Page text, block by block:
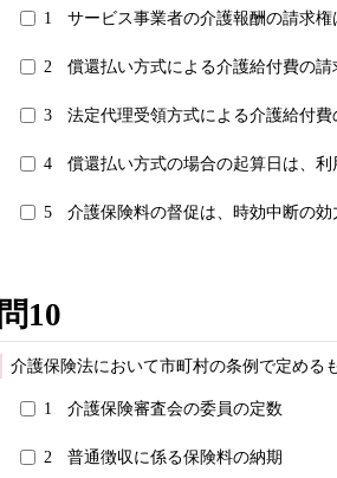
1 サービス事業者の介護報酬の請求
2 償還払い方式による介護給付費の
3 法定代理受領方式による介護給付
4 償還払い方式の場合の起算日は、
5 介護保険料の督促は、時効中断の
問10
介護保険法において市町村の条例で定める
1 介護保険審査会の委員の定数
2 普通徴収に係る保険料の納期